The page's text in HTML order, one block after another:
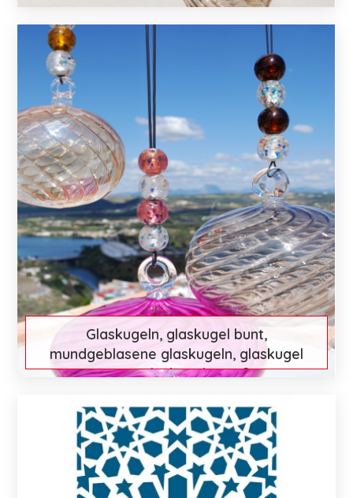
€ 45 Mehr entdecken
Glaskugeln, glaskugel bunt,
mundgeblasene glaskugeln, glaskugel
garten, glaskugeln groß:...